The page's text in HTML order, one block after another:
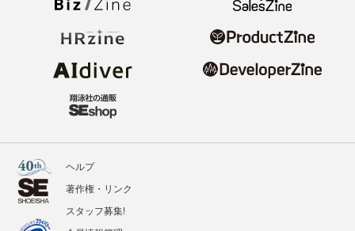
ヘルプ
著作権・リンク
スタッフ募集!